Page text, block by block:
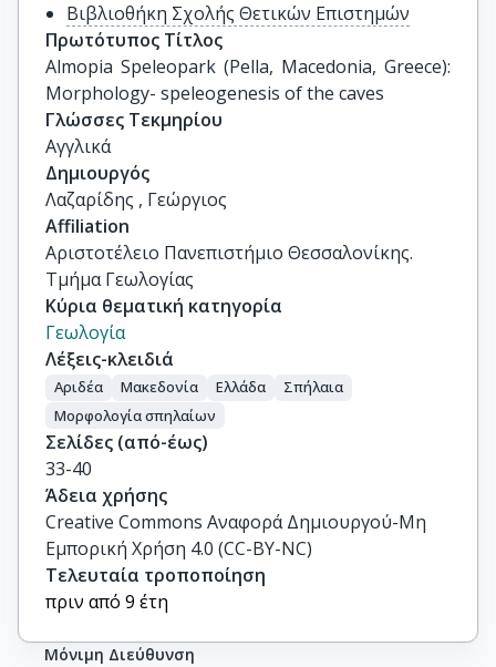
Βιβλιοθήκη Σχολής Θετικών Επιστημών
Πρωτότυπος Τίτλος
Almopia Speleopark (Pella, Macedonia, Greece):
Morphology- speleogenesis of the caves
Γλώσσες Τεκμηρίου
Αγγλικά
Δημιουργός
Λαζαρίδης , Γεώργιος
Affiliation
Αριστοτέλειο Πανεπιστήμιο Θεσσαλονίκης.
Τμήμα Γεωλογίας
Κύρια θεματική κατηγορία
Γεωλογία
Λέξεις-κλειδιά
Αριδέα Μακεδονία Ελλάδα
Σπήλαια
Μορφολογία σπηλαίων
Σελίδες (από-έως)
33-40
Άδεια χρήσης
Creative Commons Αναφορά Δημιουργού-Μη
Εμπορική Χρήση 4.0 (CC-BY-NC)
Τελευταία τροποποίηση
πριν από 9 έτη
Μόνιμη Διεύθυνση